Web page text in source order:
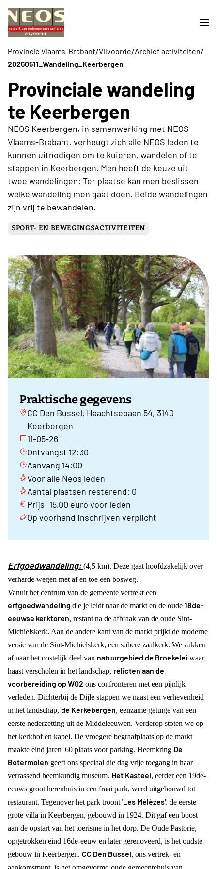
Provincie Vlaams-Brabant/Vilvoorde/Archief activiteiten/
20260511_Wandeling_Keerbergen
Provinciale wandeling
te Keerbergen
NEOS Keerbergen, in samenwerking met NEOS
Vlaams-Brabant, verheugt zich alle NEOS leden te
kunnen uitnodigen om te kuieren, wandelen of te
stappen in Keerbergen. Men heeft de keuze uit
twee wandelingen: Ter plaatse kan men beslissen
welke wandeling men gaat doen. Beide wandelingen
zijn vrij te bewandelen.
SPORT- EN BEWEGINGSACTIVITEITEN
Praktische gegevens
CC Den Bussel, Haachtsebaan 54, 3140
Keerbergen
11-05-26
Ontvangst 12:30
Aanvang 14:00
Voor alle Neos leden
Aantal plaatsen resterend: 0
Prijs: 15,00 euro voor leden
Op voorhand inschrijven verplicht
Erfgoedwandeling:(4,5 km). Deze gaat hoofdzakelijk over
verharde wegen met af en toe een bosweg.
Vanuit het centrum van de gemeente vertrekt een
erfgoedwandeling die je leidt naar de markt en de oude 18de-
eeuwse kerktoren, restant na de afbraak van de oude Sint-
Michielskerk. Aan de andere kant van de markt prijkt de moderne
versie van de Sint-Michielskerk, een sobere zaalkerk. We zakken
af naar het oostelijk deel van natuurgebied de Broekelei waar,
haast verscholen in het landschap, relicten aan de
voorbereiding op W02 ons confronteren met een pijnlijk
verleden. Dichterbij de Dijle stappen we naast een verhevenheid
in het landschap, de Kerkebergen, eenzame getuige van een
eerste nederzetting uit de Middeleeuwen. Verderop stoten we op
het kerkhof en kapel. De vroegere begraafplaats op de markt
maakte eind jaren '60 plaats voor parking. Heemkring De
Botermolen geeft ons speciaal die dag vrije toegang in haar
verrassend heemkundig museum. Het Kasteel, eerder een 19de-
eeuws groot herenhuis in een fraai park, werd uitgebouwd tot
restaurant. Tegenover het park troont 'Les Mélèzes', de eerste
grote villa in Keerbergen, gebouwd in 1924. Dit gaf een boost
aan de opstart van het toerisme in het dorp. De Oude Pastorie,
opgetrokken eind 16de-eeuw en later gerenoveerd, is het oudste
gebouw in Keerbergen. CC Den Bussel, ons vertrek- en
aankomstpunt, is het omgevormd oude gemeentehuis van